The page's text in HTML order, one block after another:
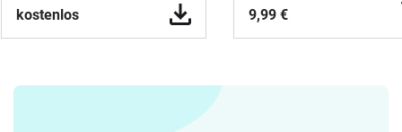
kostenlos 9,99 €